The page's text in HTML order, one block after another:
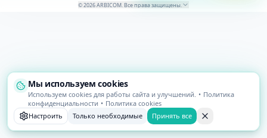
© 2026ARBICOM Все права защищены
Мы используем cookies
Используем cookies для работы сайта и улучшений. • Политика
конфиденциальности • Политика cookies
Настроить
Только необходимые Принять все